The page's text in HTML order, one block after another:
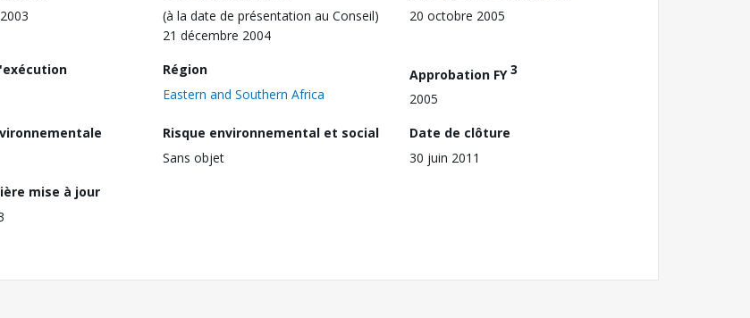
(à la date de présentation au Conseil)
21 décembre 2004
20 octobre 2005
Région
Eastern and Southern Africa
Approbation FY3
2005
Risque environnemental et social
Sans objet
Date de clôture
30 juin 2011
mise à jour